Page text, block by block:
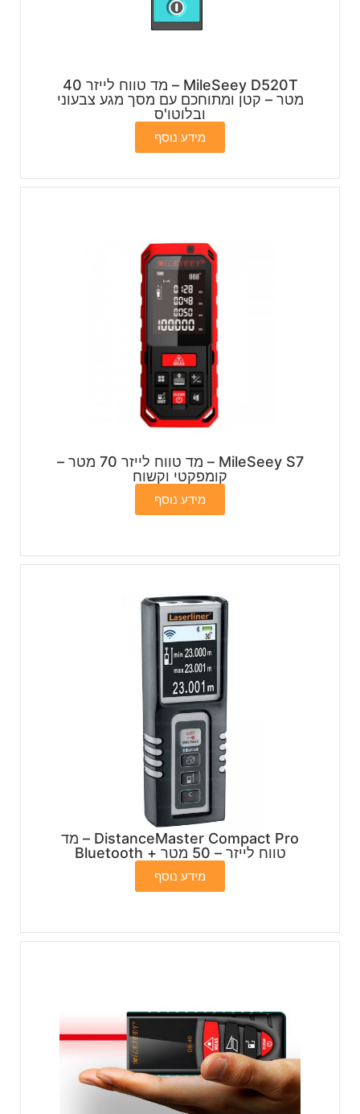
MileSeey D520T – מד טווח לייזר 40
מטר – קטן ומתוחכם עם מסך מגע צבעוני
ובלוטו'ס
מידע נוסף
MileSeey S7 – מד טווח לייזר 70 מטר –
קומפקטי וקשוח
מידע נוסף
DistanceMaster Compact Pro – מד
טווח לייזר – 50 מטר + Bluetooth
מידע נוסף